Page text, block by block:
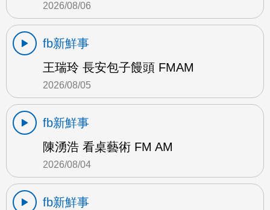
2026/08/06
fb新鮮事
王瑞玲 長安包子饅頭 FMAM
2026/08/05
fb新鮮事
陳湧浩 看桌藝術 FM AM
2026/08/04
fb新鮮事